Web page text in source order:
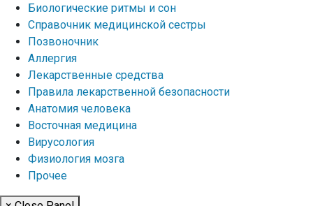
Биологические ритмы и сон
Справочник медицинской сестры
Позвоночник
Аллергия
Лекарственные средства
Правила лекарственной безопасности
Aнатомия человека
Восточная медицина
Вирусология
Физиология мозга
Прочее